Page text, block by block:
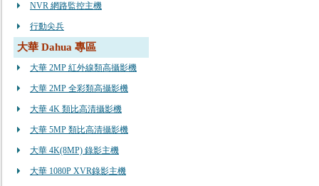
NVR 網路監控主機
行動尖兵
大華 Dahua 專區
大華 2MP 紅外線類高攝影機
大華 2MP 全彩類高攝影機
大華 4K 類比高清攝影機
大華 5MP 類比高清攝影機
大華 4K(8MP) 錄影主機
大華 1080P XVR錄影主機